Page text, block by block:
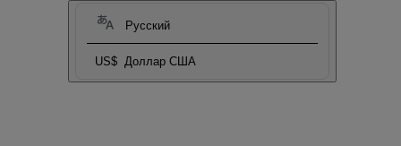
Русский
US$ Доллар США